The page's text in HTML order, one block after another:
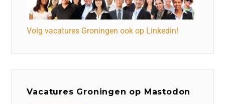
Volg vacatures Groningen ook op Linkedin!
Vacatures Groningen op Mastodon